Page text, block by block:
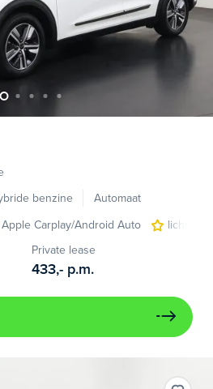
benzine
Automaat
Apple Carplay/Android Auto
Private lease
433,- p.m.